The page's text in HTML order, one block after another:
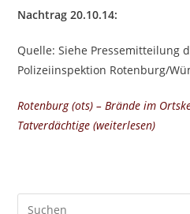
Nachtrag 20.10.14:
Quelle: Siehe Pressemitteilung
Polizeiinspektion Rotenburg/
Rotenburg (ots) – Brände im
Tatverdächtige (weiterlesen)